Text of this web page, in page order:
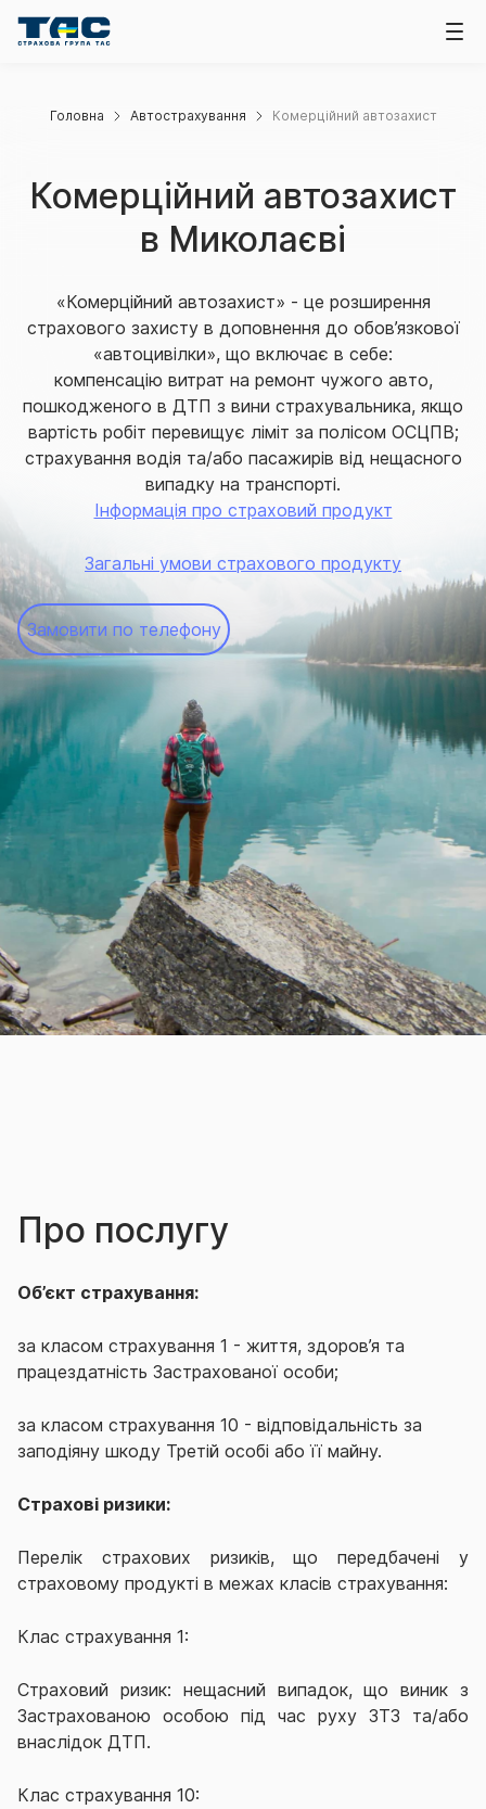
Головна Автострахування Комерційний автозахист
Комерційний автозахист
в Миколаєві
«Комерційний автозахист» - це розширення
страхового захисту в доповнення до обов’язкової
«автоцивілки», що включає в себе:
компенсацію витрат на ремонт чужого авто,
пошкодженого в ДТП з вини страхувальника, якщо
вартість робіт перевищує ліміт за полісом ОСЦПВ;
страхування водія та/або пасажирів від нещасного
випадку на транспорті.
Інформація про страховий продукт
Загальні умови страхового продукту
Замовити по телефону
Про послугу
Об’єкт страхування:
за класом страхування 1 - життя, здоров’я та
працездатність Застрахованої особи;
за класом страхування 10 - відповідальність за
заподіяну шкоду Третій особі або її майну.
Страхові ризики:
Перелік страхових ризиків, що передбачені у
страховому продукті в межах класів страхування:
Клас страхування 1:
Страховий ризик: нещасний випадок, що виник з
Застрахованою особою під час руху ЗТЗ та/або
внаслідок ДТП.
Клас страхування 10: